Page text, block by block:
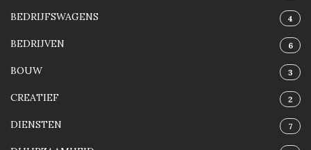
BEDRIJFSWAGENS 4
BEDRIJVEN 6
BOUW 3
CREATIEF 2
DIENSTEN 7